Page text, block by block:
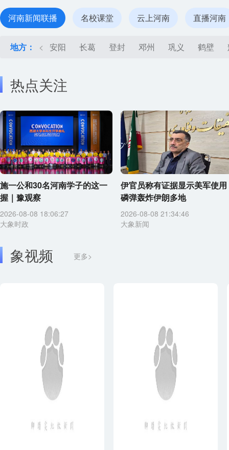
河南新闻联播 名校课堂 云上河南 直播河南
地方： < 安阳 长葛 登封 邓州 巩义 鹤壁
热点关注
施一公和30名河南学子的这一
握｜豫观察
2026-08-08 18:06:27
大象时政
伊官员称有证据显示美军使用
磷弹轰炸伊朗多地
2026-08-08 21:34:46
大象新闻
象视频 更多>